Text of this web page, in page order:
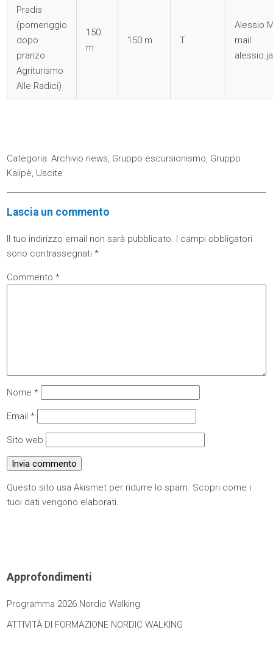
Pradis
(pomeriggio
dopo
pranzo
Agriturismo
Alle Radici)
150
m
150 m T
Alessio
mail:
Categoria:Archivio news, Gruppo escursionismo, Gruppo
Kalipè, Uscite
Lascia un commento
Il tuo indirizzo email non sarà pubblicato. I campi obbligatori
sono contrassegnati*
Commento*
Nome*
Email*
Sito web
Questo sito usa Akismet per ridurre lo spam. Scopri come i
tuoi dati vengono elaborati.
Approfondimenti
Programma 2026 Nordic Walking
ATTIVITÀ DI FORMAZIONE NORDIC WALKING